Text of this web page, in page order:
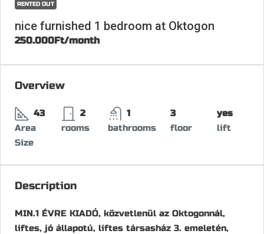
RENTED OUT
nice furnished 1 bedroom at Oktogon
250.000Ft/month
Overview
43
Area
Size
2
rooms
1
bathrooms
3
floor
yes
lift
Description
MIN.1 ÉVRE KIADÓ, közvetlenül az Oktogonnál,
liftes, jó állapotú, liftes társasház 3. emeletén,